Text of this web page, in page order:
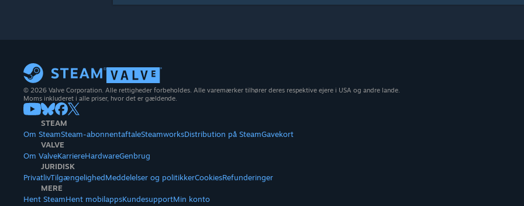
© 2026 Valve Corporation. Alle rettigheder forbeholdes. Alle varemærker tilhører deres respektive ejere i USA og andre lande.
Moms inkluderet i alle priser, hvor det er gældende.
STEAM
Om SteamSteam-abonnentaftaleSteamworksDistribution på SteamGavekort
VALVE
Om ValveKarriereHardwareGenbrug
JURIDISK
PrivatlivTilgængelighedMeddelelser og politikkerCookiesRefunderinger
MERE
Hent SteamHent mobilappsKundesupportMin konto